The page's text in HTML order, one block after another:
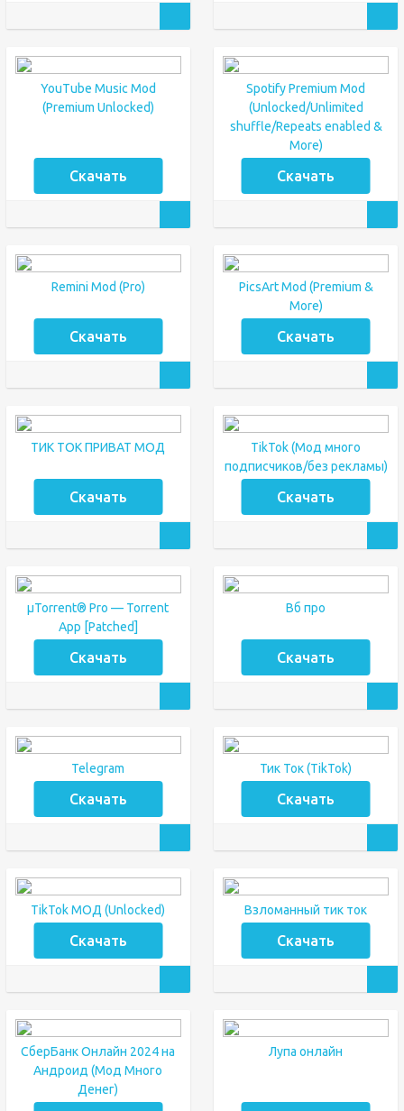
YouTube Music Mod
(Premium Unlocked)
Скачать
Spotify Premium Mod
(Unlocked/Unlimited
shuffle/Repeats enabled &
More)
Скачать
Remini Mod (Pro)
Скачать
PicsArt Mod (Premium &
More)
Скачать
ТИК ТОК ПРИВАТ МОД
Скачать
TikTok (Мод много
подписчиков/без рекламы)
Скачать
µTorrent® Pro — Torrent
App [Patched]
Скачать
Вб про
Скачать
Telegram
Скачать
Тик Ток (TikTok)
Скачать
TikTok МОД (Unlocked)
Скачать
Взломанный тик ток
Скачать
СберБанк Онлайн 2024 на
Андроид (Мод Много
Денег)
Лупа онлайн